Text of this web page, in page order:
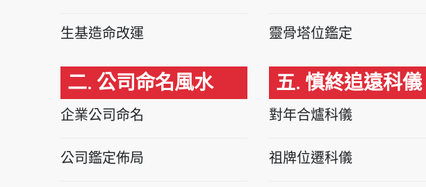
生基造命改運
二. 公司命名風水
企業公司命名
公司鑑定佈局
靈骨塔位鑑定
五. 慎終追遠科儀
對年合爐科儀
祖牌位遷科儀